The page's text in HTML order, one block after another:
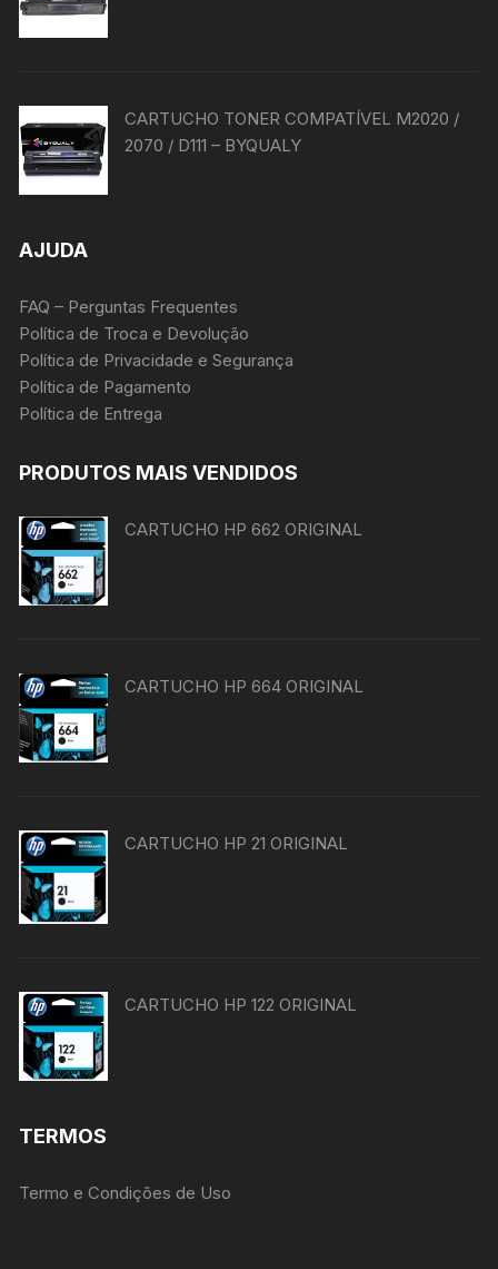
CARTUCHO TONER COMPATÍVEL M2020 /
2070 / D111 – BYQUALY
AJUDA
FAQ – Perguntas Frequentes
Política de Troca e Devolução
Política de Privacidade e Segurança
Política de Pagamento
Política de Entrega
PRODUTOS MAIS VENDIDOS
CARTUCHO HP 662 ORIGINAL
CARTUCHO HP 664 ORIGINAL
CARTUCHO HP 21 ORIGINAL
CARTUCHO HP 122 ORIGINAL
TERMOS
Termo e Condições de Uso